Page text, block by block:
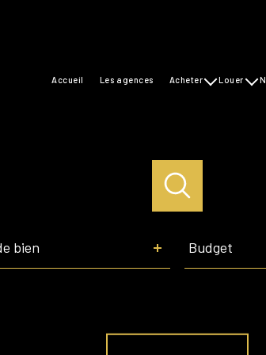
accueil les agences acheter louer
bien Budget